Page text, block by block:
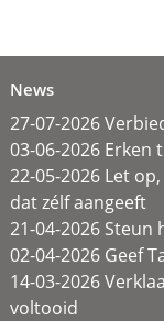
News
27-07-2026
03-06-2026
22-05-2026 Let
dat zélf aangeeft
21-04-2026 Steun
02-04-2026 Geef
14-03-2026
voltooid